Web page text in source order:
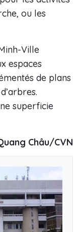
ou les
Ville
espaces
de plans
superficie
Châu/CVN